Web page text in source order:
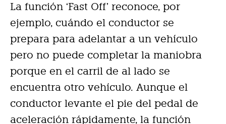
La función ‘Fast Off’ reconoce, por
ejemplo, cuándo el conductor se
prepara para adelantar a un vehículo
pero no puede completar la maniobra
porque en el carril de al lado se
encuentra otro vehículo. Aunque el
conductor levante el pie del pedal de
aceleración rápidamente, la función